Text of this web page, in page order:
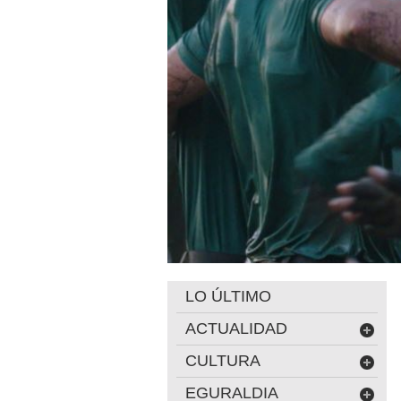
LO ÚLTIMO
ACTUALIDAD
CULTURA
EGURALDIA